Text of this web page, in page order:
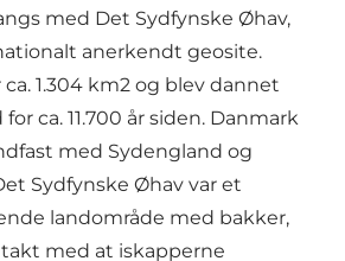
med Det Sydfynske Øhav,
anerkendt geosite.
1.304 km2 og blev dannet
ca. 11.700 år siden. Danmark
med Sydengland og
Sydfynske Øhav var et
landområde med bakker,
takt med at iskapperne